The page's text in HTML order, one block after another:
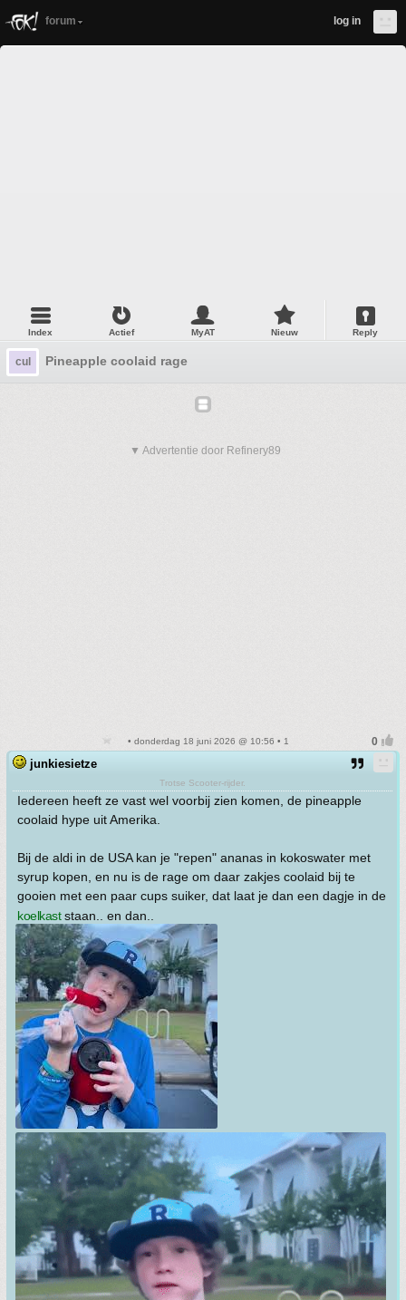
forum log in
Index Actief MyAT Nieuw Reply
cul Pineapple coolaid rage
▼ Advertentie door Refinery89
• donderdag 18 juni 2026 @ 10:56 • 1
junkiesietze
Trotse Scooter-rijder.
Iedereen heeft ze vast wel voorbij zien komen, de pineapple
coolaid hype uit Amerika.
Bij de aldi in de USA kan je "repen" ananas in kokoswater met
syrup kopen, en nu is de rage om daar zakjes coolaid bij te
gooien met een paar cups suiker, dat laat je dan een dagje in de
koelkaststaan.. en dan..